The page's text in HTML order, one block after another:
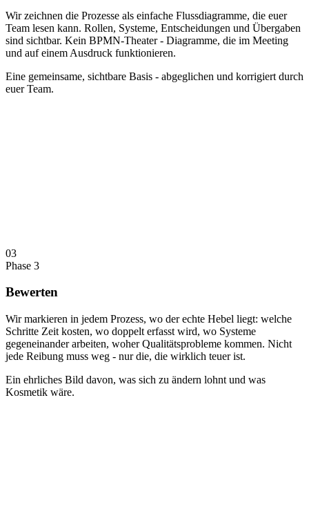
Wir zeichnen die Prozesse als einfache Flussdiagramme, die euer
Team lesen kann. Rollen, Systeme, Entscheidungen und Übergaben
sind sichtbar. Kein BPMN-Theater - Diagramme, die im Meeting
und auf einem Ausdruck funktionieren.
Eine gemeinsame, sichtbare Basis - abgeglichen und korrigiert durch
euer Team.
03
Phase 3
Bewerten
Wir markieren in jedem Prozess, wo der echte Hebel liegt: welche
Schritte Zeit kosten, wo doppelt erfasst wird, wo Systeme
gegeneinander arbeiten, woher Qualitätsprobleme kommen. Nicht
jede Reibung muss weg - nur die, die wirklich teuer ist.
Ein ehrliches Bild davon, was sich zu ändern lohnt und was
Kosmetik wäre.